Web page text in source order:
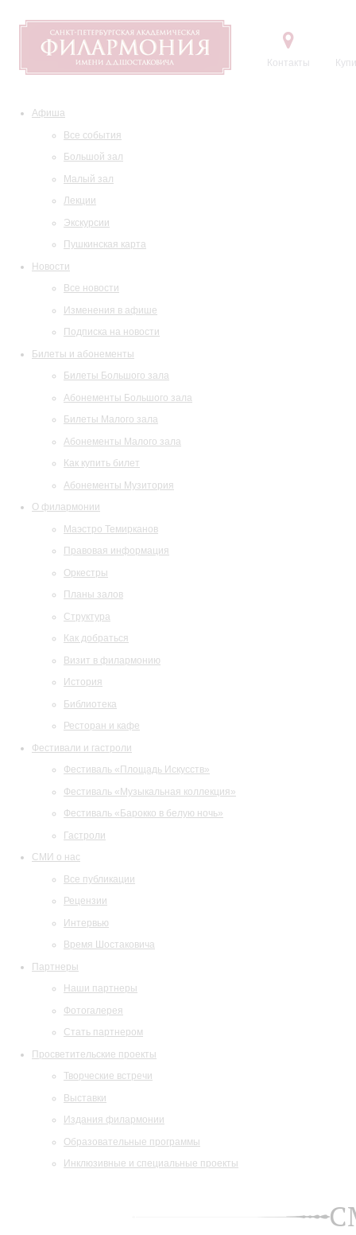
Контакты
Афиша
Все события
Большой зал
Малый зал
Лекции
Экскурсии
Пушкинская карта
Новости
Все новости
Изменения в афише
Подписка на новости
Билеты и абонементы
Билеты Большого зала
Абонементы Большого зала
Билеты Малого зала
Абонементы Малого зала
Как купить билет
Абонементы Музитория
О филармонии
Маэстро Темирканов
Правовая информация
Оркестры
Планы залов
Структура
Как добраться
Визит в филармонию
История
Библиотека
Ресторан и кафе
Фестивали и гастроли
Фестиваль «Площадь Искусств»
Фестиваль «Музыкальная коллекция»
Фестиваль «Барокко в белую ночь»
Гастроли
СМИ о нас
Все публикации
Рецензии
Интервью
Время Шостаковича
Партнеры
Наши партнеры
Фотогалерея
Стать партнером
Просветительские проекты
Творческие встречи
Выставки
Издания филармонии
Образовательные программы
Инклюзивные и специальные проекты